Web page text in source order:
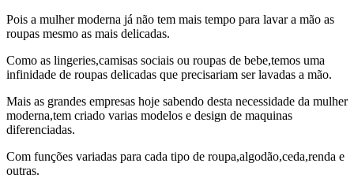
Pois a mulher moderna já não tem mais tempo para lavar a mão as
roupas mesmo as mais delicadas.
Como as lingeries,camisas sociais ou roupas de bebe,temos uma
infinidade de roupas delicadas que precisariam ser lavadas a mão.
Mais as grandes empresas hoje sabendo desta necessidade da mulher
moderna,tem criado varias modelos e design de maquinas
diferenciadas.
Com funções variadas para cada tipo de roupa,algodão,ceda,renda e
outras.